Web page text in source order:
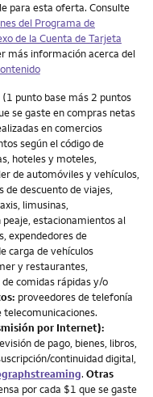
para esta oferta. Consulte
del Programa de
de la Cuenta de Tarjeta
más información acerca del
punto base más 2 puntos
se gaste en compras netas
en comercios
según el código de
hoteles y moteles,
de automóviles y vehículos,
de descuento de viajes,
limusinas,
estacionamientos al
expendedores de
carga de vehículos
y restaurantes,
comidas rápidas y/o
proveedores de telefonía
telecomunicaciones.
por Internet):
de pago, bienes, libros,
continuidad digital,
. Otras
por cada $1 que se gaste